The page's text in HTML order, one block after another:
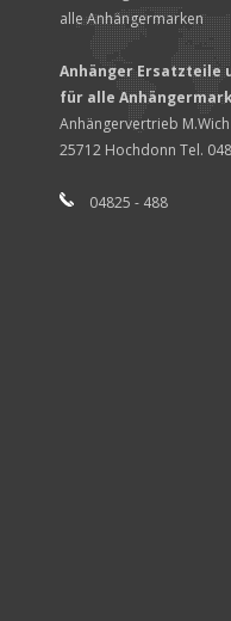
Anhänger Ersatzteile
für alle
Anhängervertrieb
25712 Hochdonn Tel.
04825 - 488